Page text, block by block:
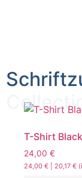
T-Shirt
24,00 €
24,00 € 20,17 €